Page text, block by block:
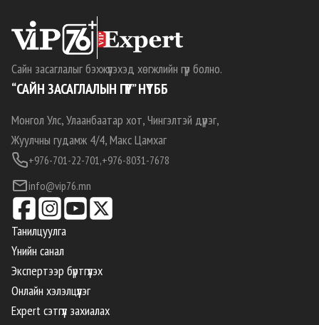
Сайн засаглалыг бэхжүүлэхэд хөгжлийн гүүр болно.
“САЙН ЗАСАГЛАЛЫН ГҮҮР” НҮТББ
Монгол Улс, Улаанбаатар хот, Чингэлтэй дүүрэг,
Жуулчны гудамж 4/4, Макс Цамхаг
+976-701-22-701,+976-8031-7678
info@vip76.mn
Танилцуулга
Үнийн санал
Экспертээр бүртгүүлэх
Онлайн хэлэлцүүлэг
Expert сэтгүүл захиалах